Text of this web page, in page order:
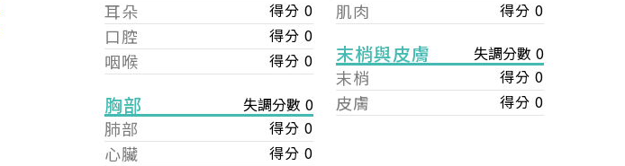
耳朵 得分 0
口腔 得分 0
咽喉 得分 0
胸部 失調分數 0
肺部 得分 0
心臟 得分 0
肌肉 得分 0
末梢與皮膚 失調分數 0
末梢 得分 0
皮膚 得分 0